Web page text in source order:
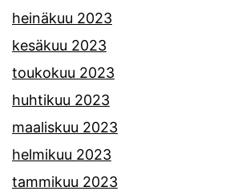
heinäkuu 2023
kesäkuu 2023
toukokuu 2023
huhtikuu 2023
maaliskuu 2023
helmikuu 2023
tammikuu 2023